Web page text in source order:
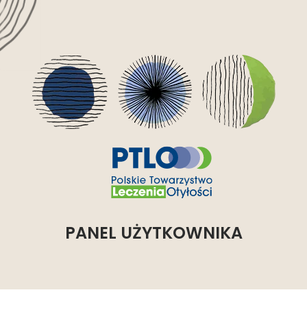
PANEL UŻYTKOWNIKA